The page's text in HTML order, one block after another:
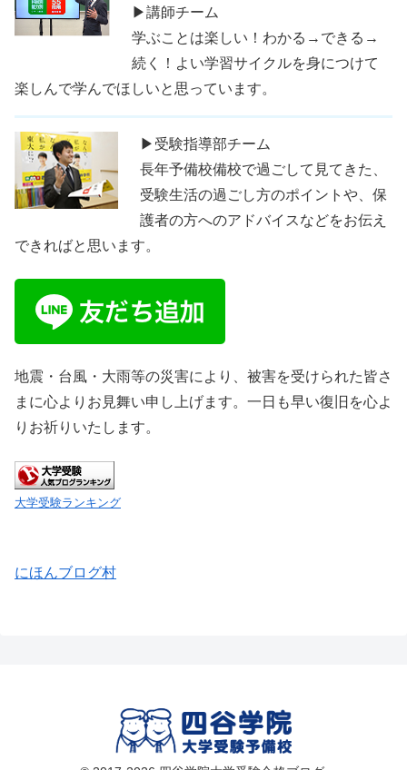
▶講師チーム
学ぶことは楽しい！わかる→できる→
続く！よい学習サイクルを身につけて
楽しんで学んでほしいと思っています。
▶受験指導部チーム
長年予備校備校で過ごして見てきた、
受験生活の過ごし方のポイントや、保
護者の方へのアドバイスなどをお伝え
できればと思います。
地震・台風・大雨等の災害により、被害を受けられた皆さ
まに心よりお見舞い申し上げます。一日も早い復旧を心よ
りお祈りいたします。
大学受験ランキング
にほんブログ村